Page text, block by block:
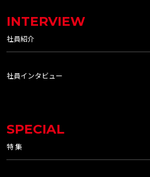
INTERVIEW
社員紹介
社員インタビュー
SPECIAL
特 集